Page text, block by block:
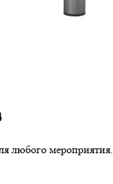
любого мероприятия.